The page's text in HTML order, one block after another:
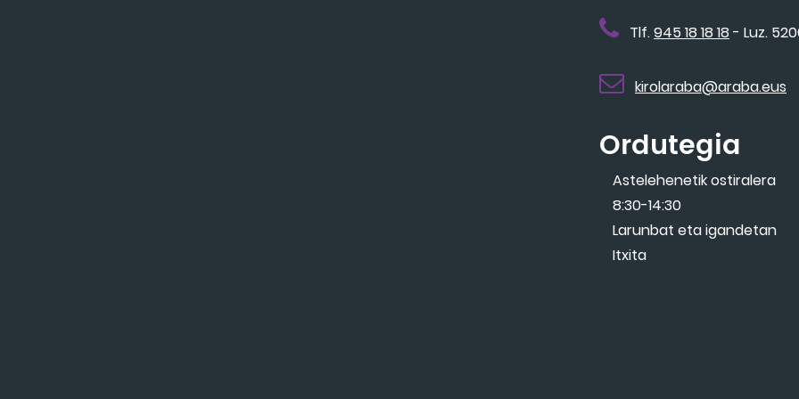
Tlf.945 18 18 18 - Luz.
kirolaraba@araba.eus
Ordutegia
Astelehenetik ostiralera
8:30-14:30
Larunbat eta igandetan
Itxita